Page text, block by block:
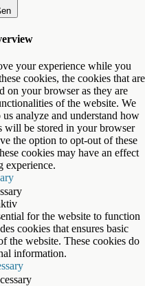
your experience while you
cookies, the cookies that are
on your browser as they are
of the website. We
analyze and understand how
will be stored in your browser
the option to opt-out of these
cookies may have an effect
experience.
for the website to function
cookies that ensures basic
the website. These cookies do
information.